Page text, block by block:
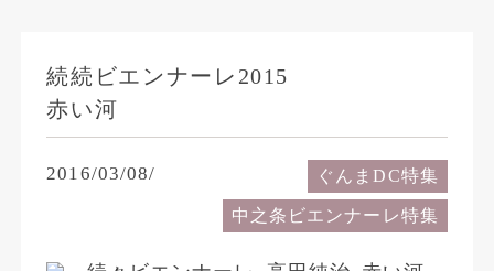
続続ビエンナーレ2015
赤い河
2016/03/08/ ぐんまDC特集
中之条ビエンナーレ特集